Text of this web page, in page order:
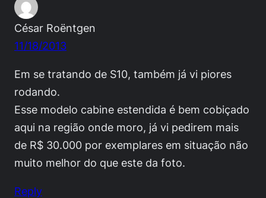
César Roëntgen
11/18/2013
Em se tratando de S10, também já vi piores
rodando.
Esse modelo cabine estendida é bem cobiçado
aqui na região onde moro, já vi pedirem mais
de R$ 30.000 por exemplares em situação não
muito melhor do que este da foto.
Reply